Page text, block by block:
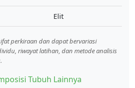
Elit
perkiraan dan dapat bervariasi
riwayat latihan, dan metode analisis
Tubuh Lainnya